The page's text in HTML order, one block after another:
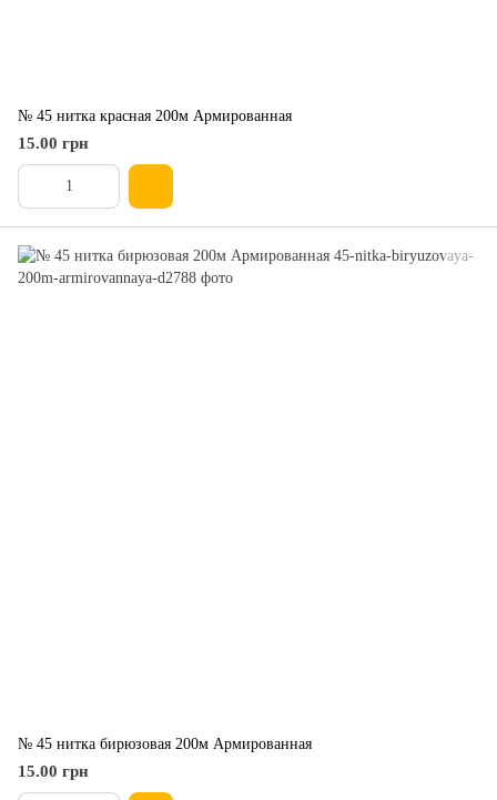
№ 45 нитка красная 200м Армированная
15.00 грн
№ 45 нитка бирюзовая 200м Армированная
15.00 грн